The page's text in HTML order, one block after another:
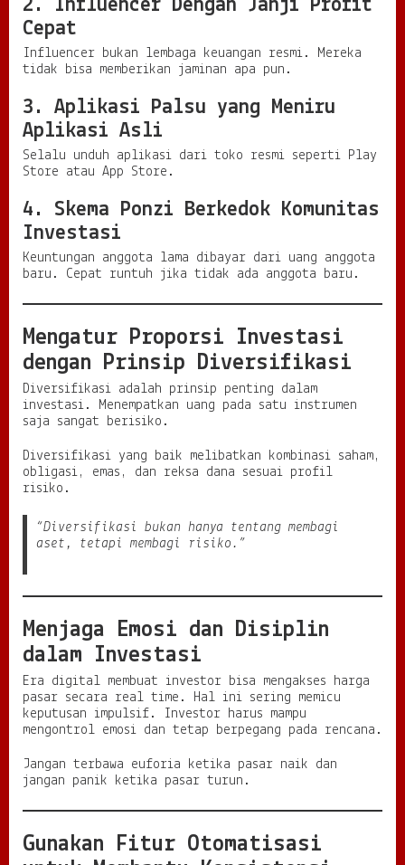
2. Influencer Dengan Janji Profit
Cepat
Influencer bukan lembaga keuangan resmi. Mereka
tidak bisa memberikan jaminan apa pun.
3. Aplikasi Palsu yang Meniru
Aplikasi Asli
Selalu unduh aplikasi dari toko resmi seperti Play
Store atau App Store.
4. Skema Ponzi Berkedok Komunitas
Investasi
Keuntungan anggota lama dibayar dari uang anggota
baru. Cepat runtuh jika tidak ada anggota baru.
Mengatur Proporsi Investasi
dengan Prinsip Diversifikasi
Diversifikasi adalah prinsip penting dalam
investasi. Menempatkan uang pada satu instrumen
saja sangat berisiko.
Diversifikasi yang baik melibatkan kombinasi saham,
obligasi, emas, dan reksa dana sesuai profil
risiko.
“Diversifikasi bukan hanya tentang membagi
aset, tetapi membagi risiko.”
Menjaga Emosi dan Disiplin
dalam Investasi
Era digital membuat investor bisa mengakses harga
pasar secara real time. Hal ini sering memicu
keputusan impulsif. Investor harus mampu
mengontrol emosi dan tetap berpegang pada rencana.
Jangan terbawa euforia ketika pasar naik dan
jangan panik ketika pasar turun.
Gunakan Fitur Otomatisasi